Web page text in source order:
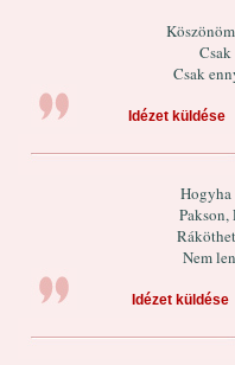
Csak
Idézet küldése
Hogyha
Pakson,
Nem
Idézet küldése